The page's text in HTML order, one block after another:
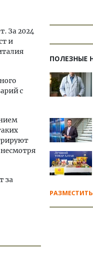
За 2024
и
с
за
ПОЛЕЗНЫЕ